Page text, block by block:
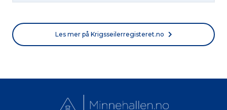
Les mer på Krigsseilerregisteret.no